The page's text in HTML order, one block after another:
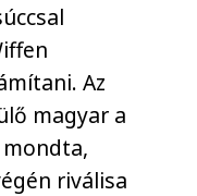
Az
magyar a
riválisa